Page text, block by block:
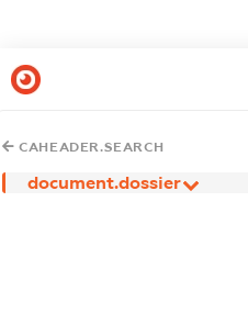
CAHEADER.SEARCH
document.dossier